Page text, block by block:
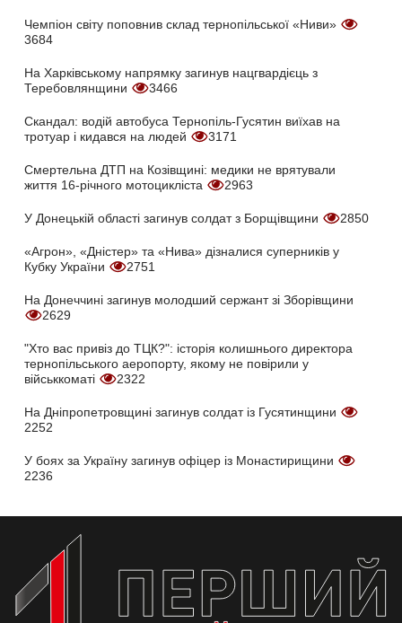
Чемпіон світу поповнив склад тернопільської «Ниви»
3684
На Харківському напрямку загинув нацгвардієць з
Теребовлянщини
3466
Скандал: водій автобуса Тернопіль-Гусятин виїхав на
тротуар і кидався на людей
3171
Смертельна ДТП на Козівщині: медики не врятували
життя 16-річного мотоцикліста
2963
У Донецькій області загинув солдат з Борщівщини 2850
«Агрон», «Дністер» та «Нива» дізналися суперників у
Кубку України
2751
На Донеччині загинув молодший сержант зі Зборівщини
2629
"Хто вас привіз до ТЦК?": історія колишнього директора
тернопільського аеропорту, якому не повірили у
військкоматі
2322
На Дніпропетровщині загинув солдат із Гусятинщини
2252
У боях за Україну загинув офіцер із Монастирищини
2236